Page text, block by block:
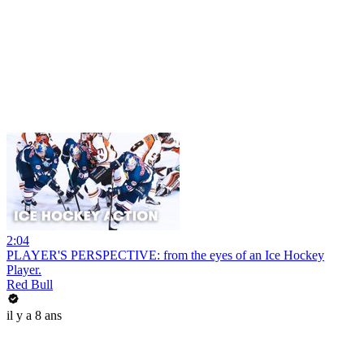
2:04
PLAYER'S PERSPECTIVE: from the eyes of an Ice Hockey
Player.
Red Bull
il y a 8 ans